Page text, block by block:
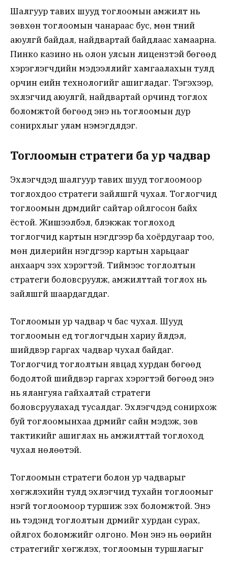
Шалгуур тавих шууд тоглоомын амжилт нь
зөвхөн тоглоомын чанараас бус, мөн түүний
аюулгүй байдал, найдвартай байдлаас хамаарна.
Пинко казино нь олон улсын лицензтэй бөгөөд
хэрэглэгчдийн мэдээллийг хамгаалахын тулд
орчин үеийн технологийг ашигладаг. Тэгэхээр,
эхлэгчид аюулгүй, найдвартай орчинд тоглох
боломжтой бөгөөд энэ нь тоглоомын дур
сонирхлыг улам нэмэгдүүлдэг.
Тоглоомын стратеги ба ур чадвар
Эхлэгчдэд шалгуур тавих шууд тоглоомоор
тоглохдоо стратеги зайлшгүй чухал. Тоглогчид
тоглоомын дүрмүүдийг сайтар ойлгосон байх
ёстой. Жишээлбэл, блэкжак тоглоход
тоглогчид картын нэгдүгээр ба хоёрдугаар тоо,
мөн дилерийн нэгдүгээр картын харьцааг
анхаарч үзэх хэрэгтэй. Тиймээс тоглолтын
стратеги боловсруулж, амжилттай тоглох нь
зайлшгүй шаардагддаг.
Тоглоомын ур чадвар ч бас чухал. Шууд
тоглоомын үед тоглогчдын хариу үйлдэл,
шийдвэр гаргах чадвар чухал байдаг.
Тоглогчид тоглолтын явцад хурдан бөгөөд
бодолтой шийдвэр гаргах хэрэгтэй бөгөөд энэ
нь ялангуяа гайхалтай стратеги
боловсруулахад тусалдаг. Эхлэгчдэд сонирхож
буй тоглоомынхаа дүрмийг сайн мэдэж, зөв
тактикийг ашиглах нь амжилттай тоглоход
чухал нөлөөтэй.
Тоглоомын стратеги болон ур чадварыг
хөгжүүлэхийн тулд эхлэгчид тухайн тоглоомыг
үнэгүй тоглоомоор туршиж үзэх боломжтой. Энэ
нь тэдэнд тоглолтын дүрмийг хурдан сурах,
ойлгох боломжийг олгоно. Мөн энэ нь өөрийн
стратегийг хөгжүүлэх, тоглоомын туршлагыг